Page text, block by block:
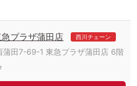
プラザ蒲田店 西川チェーン
蒲田7-69-1 東急プラザ蒲田店 6階